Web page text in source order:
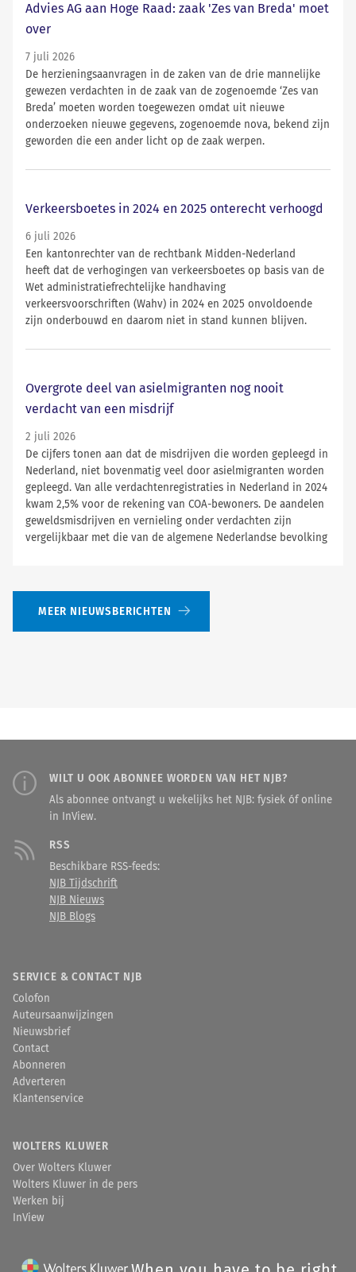
Advies AG aan Hoge Raad: zaak 'Zes van Breda' moet
over
7 juli 2026
De herzieningsaanvragen in de zaken van de drie mannelijke
gewezen verdachten in de zaak van de zogenoemde ‘Zes van
Breda’ moeten worden toegewezen omdat uit nieuwe
onderzoeken nieuwe gegevens, zogenoemde nova, bekend zijn
geworden die een ander licht op de zaak werpen.
Verkeersboetes in 2024 en 2025 onterecht verhoogd
6 juli 2026
Een kantonrechter van de rechtbank Midden-Nederland
heeft dat de verhogingen van verkeersboetes op basis van de
Wet administratiefrechtelijke handhaving
verkeersvoorschriften (Wahv) in 2024 en 2025 onvoldoende
zijn onderbouwd en daarom niet in stand kunnen blijven.
Overgrote deel van asielmigranten nog nooit
verdacht van een misdrijf
2 juli 2026
De cijfers tonen aan dat de misdrijven die worden gepleegd in
Nederland, niet bovenmatig veel door asielmigranten worden
gepleegd. Van alle verdachtenregistraties in Nederland in 2024
kwam 2,5% voor de rekening van COA-bewoners. De aandelen
geweldsmisdrijven en vernieling onder verdachten zijn
vergelijkbaar met die van de algemene Nederlandse bevolking
MEER NIEUWSBERICHTEN
WILT U OOK ABONNEE WORDEN VAN HET NJB?
Als abonnee ontvangt u wekelijks het NJB: fysiek óf online
in InView.
RSS
Beschikbare RSS-feeds:
NJB Tijdschrift
NJB Nieuws
NJB Blogs
SERVICE & CONTACT NJB
Colofon
Auteursaanwijzingen
Nieuwsbrief
Contact
Abonneren
Adverteren
Klantenservice
WOLTERS KLUWER
Over Wolters Kluwer
Wolters Kluwer in de pers
Werken bij
InView